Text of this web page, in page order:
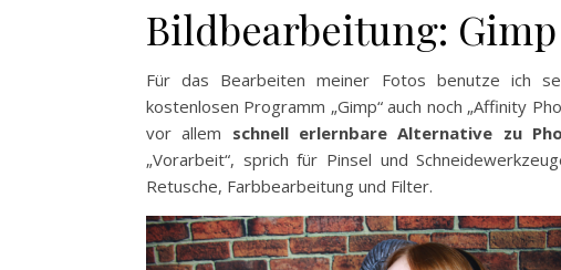
Bildbearbeitung:
Für das Bearbeiten meiner Fotos benutze ich
kostenlosen Programm „Gimp“ auch noch „Affinity
vor allem schnell erlernbare Alternative zu
„Vorarbeit“, sprich für Pinsel und
Retusche, Farbbearbeitung und Filter.